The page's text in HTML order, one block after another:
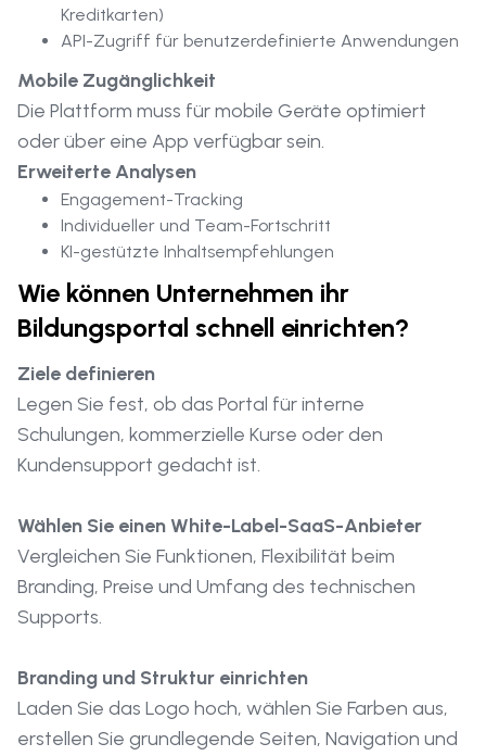
Kreditkarten)
API-Zugriff für benutzerdefinierte Anwendungen
Mobile Zugänglichkeit
Die Plattform muss für mobile Geräte optimiert
oder über eine App verfügbar sein.
Erweiterte Analysen
Engagement-Tracking
Individueller und Team-Fortschritt
KI-gestützte Inhaltsempfehlungen
Wie können Unternehmen ihr
Bildungsportal schnell einrichten?
Ziele definieren
Legen Sie fest, ob das Portal für interne
Schulungen, kommerzielle Kurse oder den
Kundensupport gedacht ist.
Wählen Sie einen White-Label-SaaS-Anbieter
Vergleichen Sie Funktionen, Flexibilität beim
Branding, Preise und Umfang des technischen
Supports.
Branding und Struktur einrichten
Laden Sie das Logo hoch, wählen Sie Farben aus,
erstellen Sie grundlegende Seiten, Navigation und